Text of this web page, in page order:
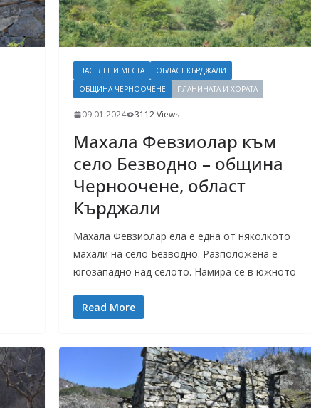
НАСЕЛЕНИ МЕСТА
ОБЛАСТ КЪРДЖАЛИ
ОБЩИНА ЧЕРНООЧЕНЕ
ПЛАНИНАТА И ХОРАТА
09.01.2024 3112 Views
Махала Февзиолар към
село Безводно – община
Черноочене, област
Кърджали
Махала Февзиолар ела е една от няколкото
махали на село Безводно. Разположена е
югозападно над селото. Намира се в южното
Read More